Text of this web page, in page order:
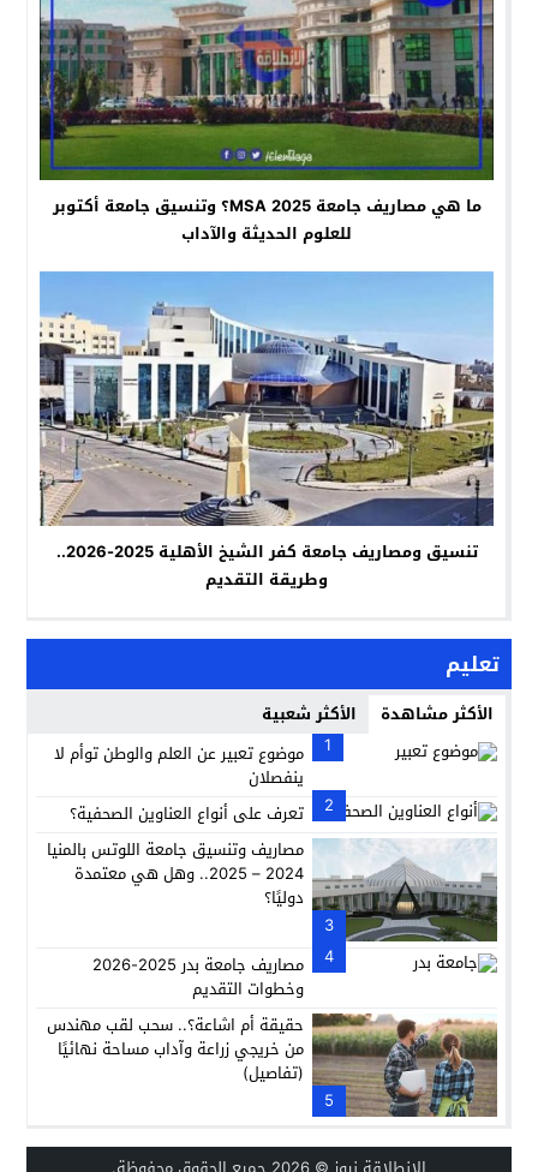
ما هي مصاريف جامعة MSA 2025؟ وتنسيق جامعة أكتوبر
للعلوم الحديثة والآداب
تنسيق ومصاريف جامعة كفر الشيخ الأهلية 2025-2026..
وطريقة التقديم
تعليم
الأكثر مشاهدة
الأكثر شعبية
1
موضوع تعبير عن العلم والوطن توأم لا
ينفصلان
2
تعرف على أنواع العناوين الصحفية؟
3
مصاريف وتنسيق جامعة اللوتس بالمنيا
2024 – 2025.. وهل هي معتمدة
دوليًا؟
4
مصاريف جامعة بدر 2025-2026
وخطوات التقديم
5
حقيقة أم اشاعة؟.. سحب لقب مهندس
من خريجي زراعة وآداب مساحة نهائيًا
(تفاصيل)